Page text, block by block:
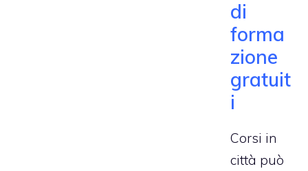
di
forma
zione
gratuit
i
Corsi in
città può